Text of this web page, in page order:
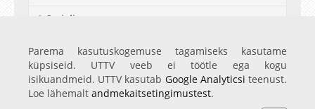
Socialia
Realia et naturalia
Ülikoolist veel
Parema kasutuskogemuse tagamiseks kasutame
küpsiseid. UTTV veeb ei töötle ega kogu
isikuandmeid. UTTV kasutab Google Analyticsi teenust.
Loe lähemalt andmekaitsetingimustest.